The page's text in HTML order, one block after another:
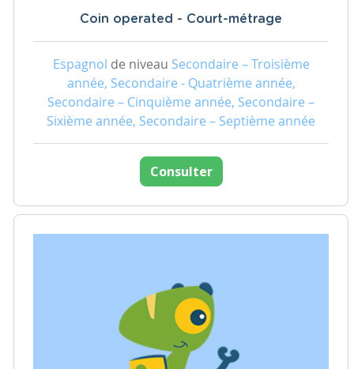
Coin operated - Court-métrage
Espagnol de niveau Secondaire – Troisième
année, Secondaire - Quatrième année,
Secondaire – Cinquième année, Secondaire –
Sixième année, Secondaire – Septième année
Consulter